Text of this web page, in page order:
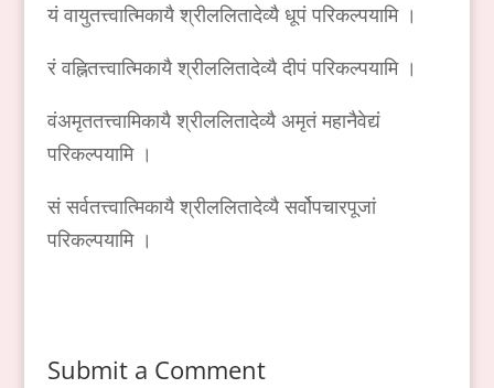
यं वायुतत्त्वात्मिकायै श्रीललितादेव्यै धूपं परिकल्पयामि ।
रं वह्नितत्त्वात्मिकायै श्रीललितादेव्यै दीपं परिकल्पयामि ।
वंअमृततत्त्वामिकायै श्रीललितादेव्यै अमृतं महानैवेद्यं
परिकल्पयामि ।
सं सर्वतत्त्वात्मिकायै श्रीललितादेव्यै सर्वोपचारपूजां
परिकल्पयामि ।
Submit a Comment